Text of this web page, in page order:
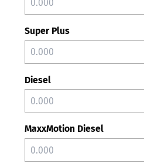
Super Plus
Diesel
MaxxMotion Diesel